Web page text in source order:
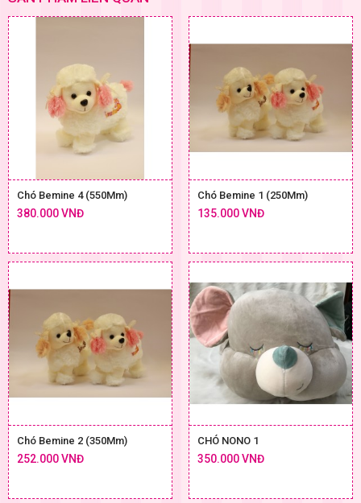
Chó Bemine 4 (550Mm)
380.000 VNĐ
Chó Bemine 1 (250Mm)
135.000 VNĐ
Chó Bemine 2 (350Mm)
252.000 VNĐ
CHÓ NONO 1
350.000 VNĐ